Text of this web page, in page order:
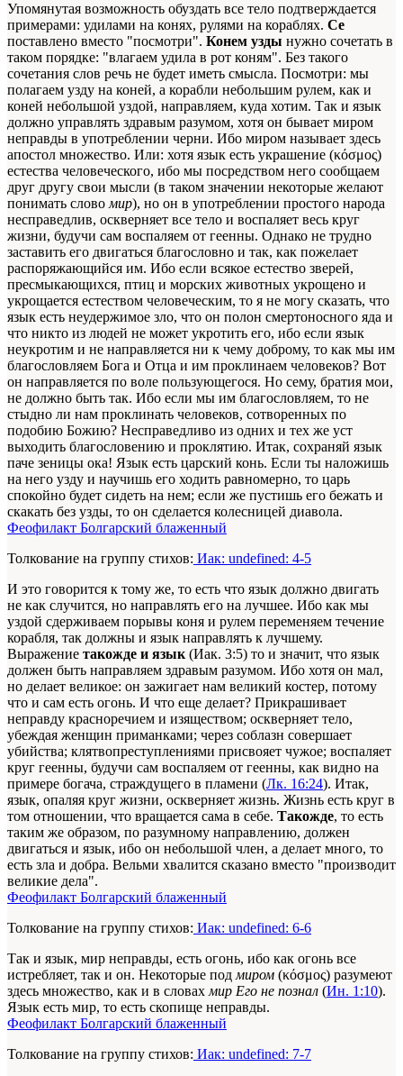
Упомянутая возможность обуздать все тело подтверждается
примерами: удилами на конях, рулями на кораблях. Се
поставлено вместо "посмотри". Конем узды нужно сочетать в
таком порядке: "влагаем удила в рот коням". Без такого
сочетания слов речь не будет иметь смысла. Посмотри: мы
полагаем узду на коней, а корабли небольшим рулем, как и
коней небольшой уздой, направляем, куда хотим. Так и язык
должно управлять здравым разумом, хотя он бывает миром
неправды в употреблении черни. Ибо миром называет здесь
апостол множество. Или: хотя язык есть украшение (κόσμος)
естества человеческого, ибо мы посредством него сообщаем
друг другу свои мысли (в таком значении некоторые желают
понимать слово мир), но он в употреблении простого народа
несправедлив, оскверняет все тело и воспаляет весь круг
жизни, будучи сам воспаляем от геенны. Однако не трудно
заставить его двигаться благословно и так, как пожелает
распоряжающийся им. Ибо если всякое естество зверей,
пресмыкающихся, птиц и морских животных укрощено и
укрощается естеством человеческим, то я не могу сказать, что
язык есть неудержимое зло, что он полон смертоносного яда и
что никто из людей не может укротить его, ибо если язык
неукротим и не направляется ни к чему доброму, то как мы им
благословляем Бога и Отца и им проклинаем человеков? Вот
он направляется по воле пользующегося. Но сему, братия мои,
не должно быть так. Ибо если мы им благословляем, то не
стыдно ли нам проклинать человеков, сотворенных по
подобию Божию? Несправедливо из одних и тех же уст
выходить благословению и проклятию. Итак, сохраняй язык
паче зеницы ока! Язык есть царский конь. Если ты наложишь
на него узду и научишь его ходить равномерно, то царь
спокойно будет сидеть на нем; если же пустишь его бежать и
скакать без узды, то он сделается колесницей диавола.
Феофилакт Болгарский блаженный
Толкование на группу стихов: Иак: undefined: 4-5
И это говорится к тому же, то есть что язык должно двигать
не как случится, но направлять его на лучшее. Ибо как мы
уздой сдерживаем порывы коня и рулем переменяем течение
корабля, так должны и язык направлять к лучшему.
Выражение такожде и язык (Иак. 3:5) то и значит, что язык
должен быть направляем здравым разумом. Ибо хотя он мал,
но делает великое: он зажигает нам великий костер, потому
что и сам есть огонь. И что еще делает? Прикрашивает
неправду красноречием и изяществом; оскверняет тело,
убеждая женщин приманками; через соблазн совершает
убийства; клятвопреступлениями присвояет чужое; воспаляет
круг геенны, будучи сам воспаляем от геенны, как видно на
примере богача, страждущего в пламени (Лк. 16:24). Итак,
язык, опаляя круг жизни, оскверняет жизнь. Жизнь есть круг в
том отношении, что вращается сама в себе. Такожде, то есть
таким же образом, по разумному направлению, должен
двигаться и язык, ибо он небольшой член, а делает много, то
есть зла и добра. Вельми хвалится сказано вместо "производит
великие дела".
Феофилакт Болгарский блаженный
Толкование на группу стихов: Иак: undefined: 6-6
Так и язык, мир неправды, есть огонь, ибо как огонь все
истребляет, так и он. Некоторые под миром (κόσμος) разумеют
здесь множество, как и в словах мир Его не познал (Ин. 1:10).
Язык есть мир, то есть скопище неправды.
Феофилакт Болгарский блаженный
Толкование на группу стихов: Иак: undefined: 7-7